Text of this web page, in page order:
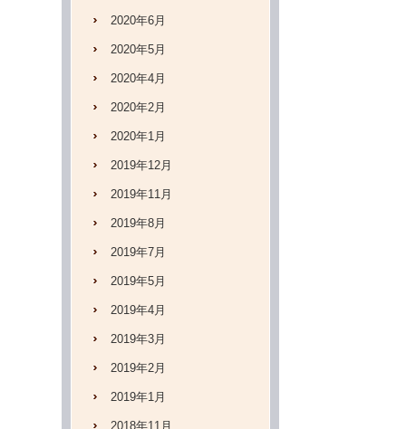
2020年6月
2020年5月
2020年4月
2020年2月
2020年1月
2019年12月
2019年11月
2019年8月
2019年7月
2019年5月
2019年4月
2019年3月
2019年2月
2019年1月
2018年11月